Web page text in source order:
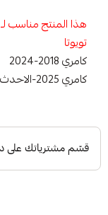
هذا المنتج مناسب لـ
تويوتا
كامري 2018-2024
كامري 2025-الاحدث